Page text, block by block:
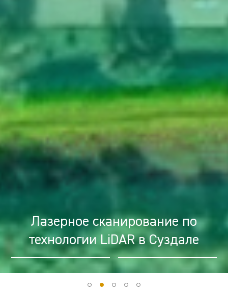
Лазерное сканирование по
технологии LiDAR в Суздале